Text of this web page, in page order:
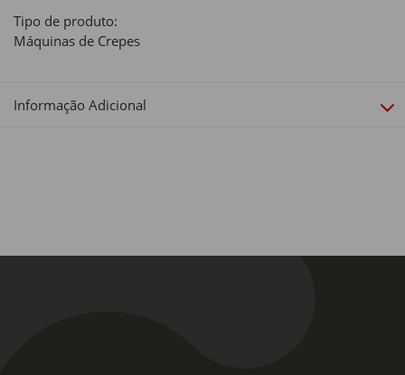
Tipo de produto:
Máquinas de Crepes
Informação Adicional